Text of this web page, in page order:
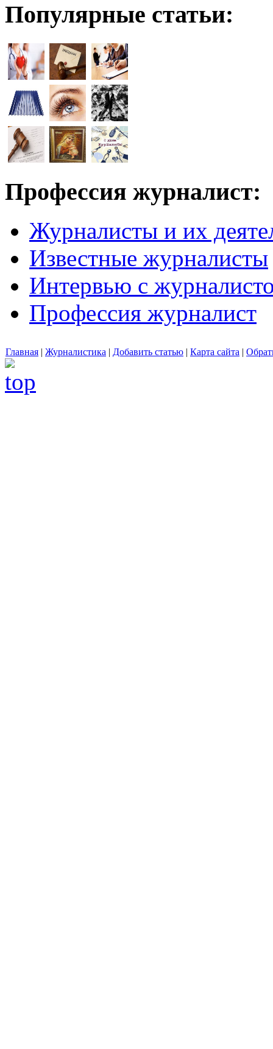
Популярные статьи:
Профессия журналист:
Журналисты и их
Известные журналисты
Интервью с
Профессия журналист
Главная | Журналистика | Добавить статью | Карта сайта |